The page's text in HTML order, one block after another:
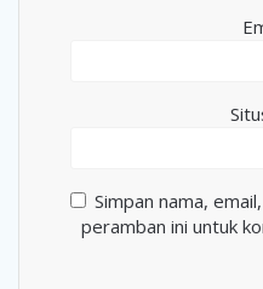
Simpan nama,
peramban ini untuk